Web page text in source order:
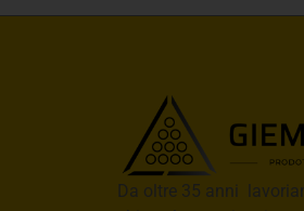
Da oltre 35 anni